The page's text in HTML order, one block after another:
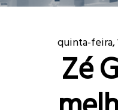
quinta-feira,
Zé